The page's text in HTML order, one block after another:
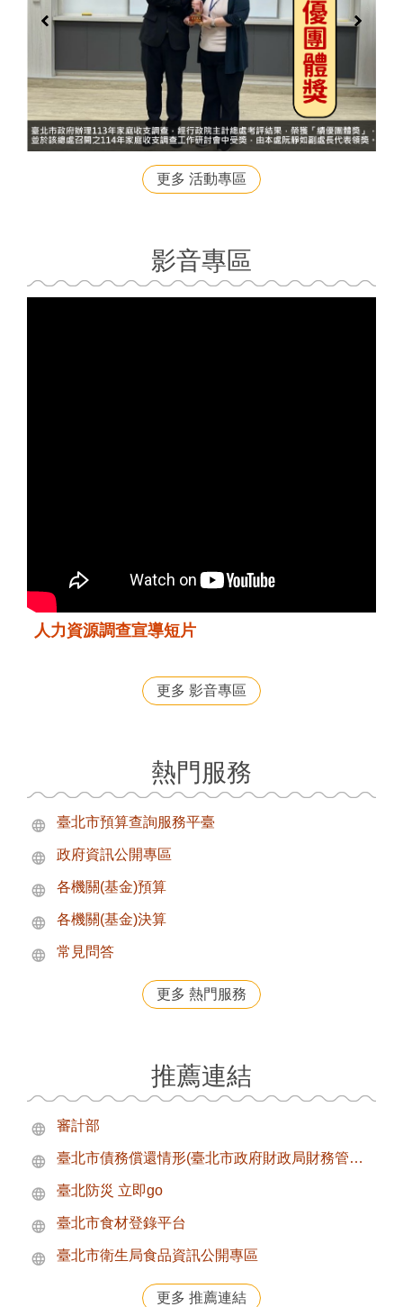
更多 活動專區
影音專區
人力資源調查宣導短片
更多 影音專區
熱門服務
臺北市預算查詢服務平臺
政府資訊公開專區
各機關(基金)預算
各機關(基金)決算
常見問答
更多 熱門服務
推薦連結
審計部
臺北市債務償還情形(臺北市政府財政局財務管理科)
臺北防災 立即go
臺北市食材登錄平台
臺北市衛生局食品資訊公開專區
更多 推薦連結